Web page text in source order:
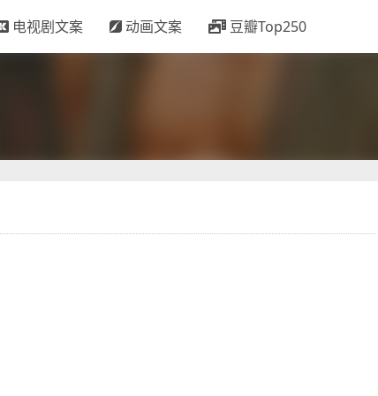
电视剧文案 动画文案 豆瓣Top250